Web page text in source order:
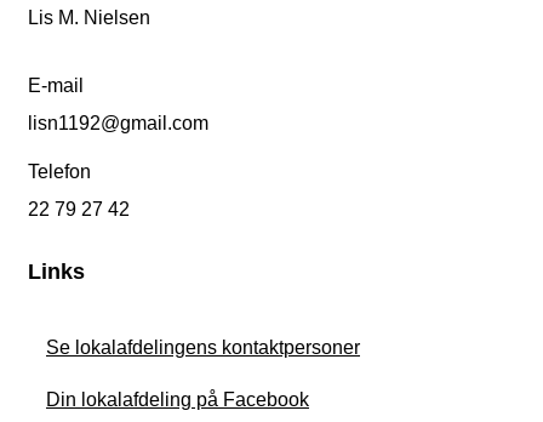
Lis M. Nielsen
E-mail
lisn1192@gmail.com
Telefon
22 79 27 42
Links
Se lokalafdelingens kontaktpersoner
Din lokalafdeling på Facebook